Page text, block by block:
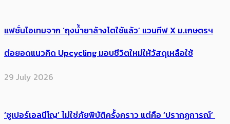
แฟชั่นไอเทมจาก ‘ถุงน้ำยาล้างไตใช้แล้ว’ แวนทีฟ X ม.เกษตรฯ
ต่อยอดแนวคิด Upcycling มอบชีวิตใหม่ให้วัสดุเหลือใช้
29 July 2026
‘ซูเปอร์เอลนีโญ’ ไม่ใช่ภัยพิบัติครั้งคราว แต่คือ ‘ปรากฏการณ์’ ​